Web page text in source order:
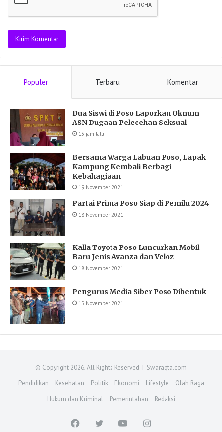
Populer Terbaru Komentar
Dua Siswi di Poso Laporkan Oknum
ASN Dugaan Pelecehan Seksual
13 jam lalu
Bersama Warga Labuan Poso, Lapak
Kampung Kembali Berbagi
Kebahagiaan
19 November 2021
Partai Prima Poso Siap di Pemilu 2024
18 November 2021
Kalla Toyota Poso Luncurkan Mobil
Baru Jenis Avanza dan Veloz
18 November 2021
Pengurus Media Siber Poso Dibentuk
15 November 2021
© Copyright 2026, All Rights Reserved | Swaraqta.com
Pendidikan
Kesehatan Politik Ekonomi Lifestyle
Olah Raga
Hukum dan Kriminal
Pemerintahan Redaksi
FacebookTwitterYouTubeInstagram